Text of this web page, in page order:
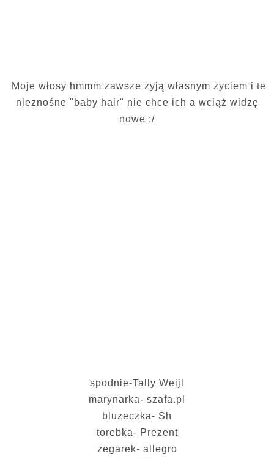
Moje włosy hmmm zawsze żyją własnym życiem i te
nieznośne "baby hair" nie chce ich a wciąż widzę
nowe ;/
spodnie-Tally Weijl
marynarka- szafa.pl
bluzeczka- Sh
torebka- Prezent
zegarek- allegro